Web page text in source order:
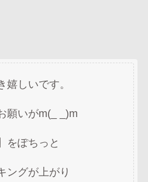
嬉しいです。
願いがm(_ _)m
をぽちっと
ングが上がり